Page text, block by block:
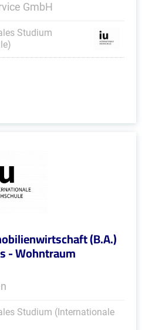
GmbH
Studium
(B.A.)
- Wohntraum
Studium (Internationale